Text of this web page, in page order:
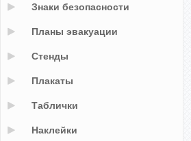
Знаки безопасности
Планы эвакуации
Стенды
Плакаты
Таблички
Наклейки